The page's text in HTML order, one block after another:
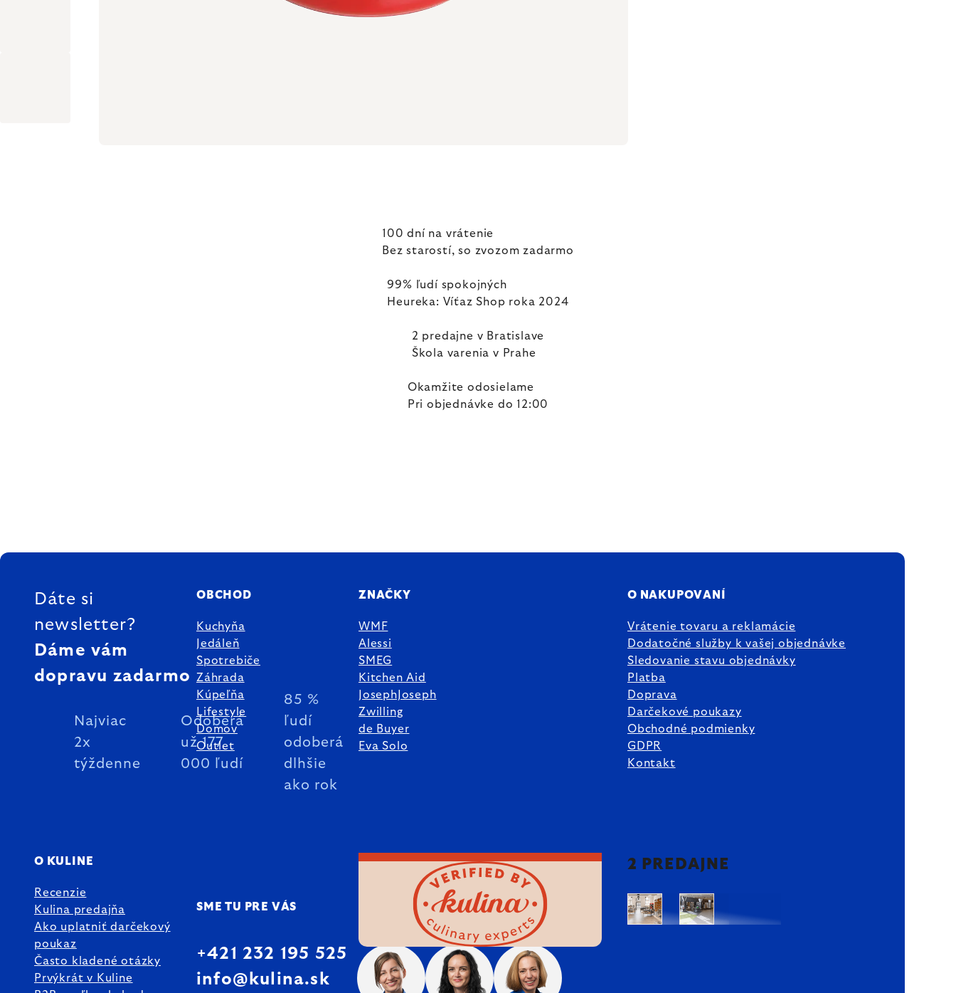
100 dní na vrátenie
Bez starostí, so zvozom zadarmo
99% ľudí spokojných
Heureka: Víťaz Shop roka 2024
2 predajne v Bratislave
Škola varenia v Prahe
Okamžite odosielame
Pri objednávke do 12:00
ZÁPÄTIE
Dáte si
newsletter?
Dáme vám
dopravu zadarmo
Najviac
2x
týždenne
Odoberá
už 177
000 ľudí
85 %
ľudí
odoberá
dlhšie
ako rok
OBCHOD
Kuchyňa
Jedáleň
Spotrebiče
Záhrada
Kúpeľňa
Lifestyle
Domov
Outlet
ZNAČKY
WMF
Alessi
SMEG
Kitchen Aid
JosephJoseph
Zwilling
de Buyer
Eva Solo
O NAKUPOVANÍ
Vrátenie tovaru a reklamácie
Dodatočné služby k vašej objednávke
Sledovanie stavu objednávky
Platba
Doprava
Darčekové poukazy
Obchodné podmienky
GDPR
Kontakt
O KULINE
Recenzie
Kulina predajňa
Ako uplatniť darčekový
poukaz
Často kladené otázky
Prvýkrát v Kuline
SME TU PRE VÁS
+421 232 195 525
info@kulina.sk
2 PREDAJNE